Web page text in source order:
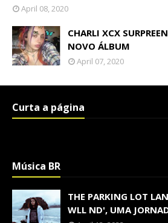
April 08, 2020
CHARLI XCX
NOVO ÁLBUM
April 07, 2020
Curta a página
Música BR
THE PARKING LOT
WLL ND', UMA